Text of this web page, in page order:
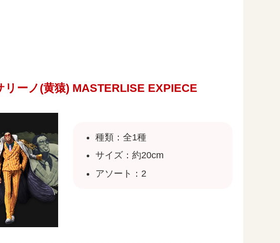
リーノ(黄猿) MASTERLISE EXPIECE
種類：全1種
サイズ：約20cm
アソート：2